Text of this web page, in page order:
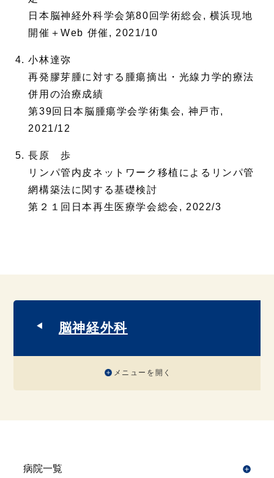
日本脳神経外科学会第80回学術総会, 横浜現地
開催＋Web 併催, 2021/10
小林達弥
再発膠芽腫に対する腫瘍摘出・光線力学的療法
併用の治療成績
第39回日本脳腫瘍学会学術集会, 神戸市,
2021/12
長原 歩
リンパ管内皮ネットワーク移植によるリンパ管
網構築法に関する基礎検討
第２１回日本再生医療学会総会, 2022/3
脳神経外科
メニューを開く
病院一覧